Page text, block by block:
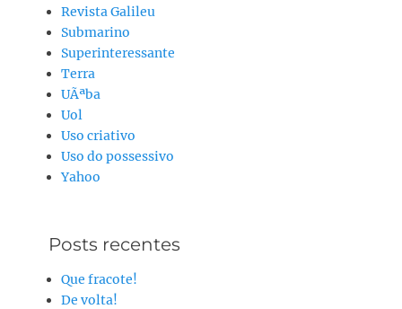
Revista Galileu
Submarino
Superinteressante
Terra
UÃªba
Uol
Uso criativo
Uso do possessivo
Yahoo
Posts recentes
Que fracote!
De volta!